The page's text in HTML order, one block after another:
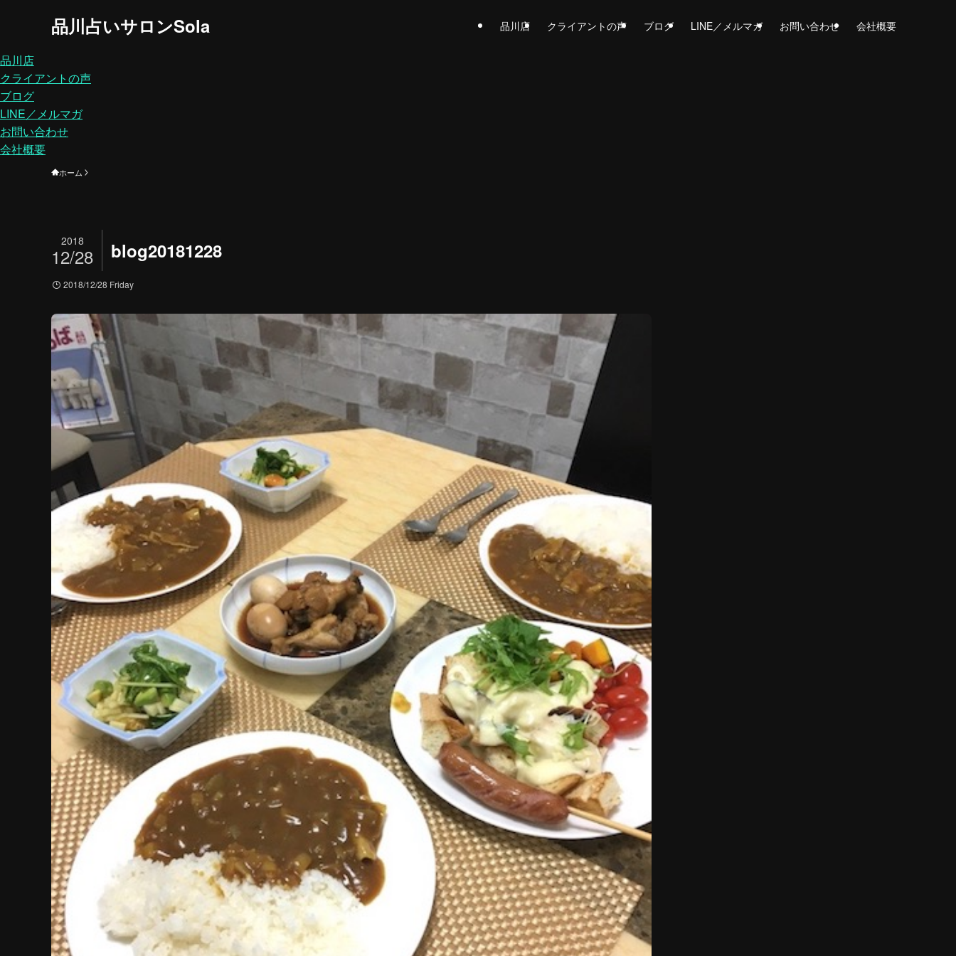
品川占いサロンSola 品川店 クライアントの声 ブログ LINE／メルマガ お問い合わせ 会社概要
品川店
クライアントの声
ブログ
LINE／メルマガ
お問い合わせ
会社概要
ホーム
blog20181228
2018
12/28
2018/12/28 Friday